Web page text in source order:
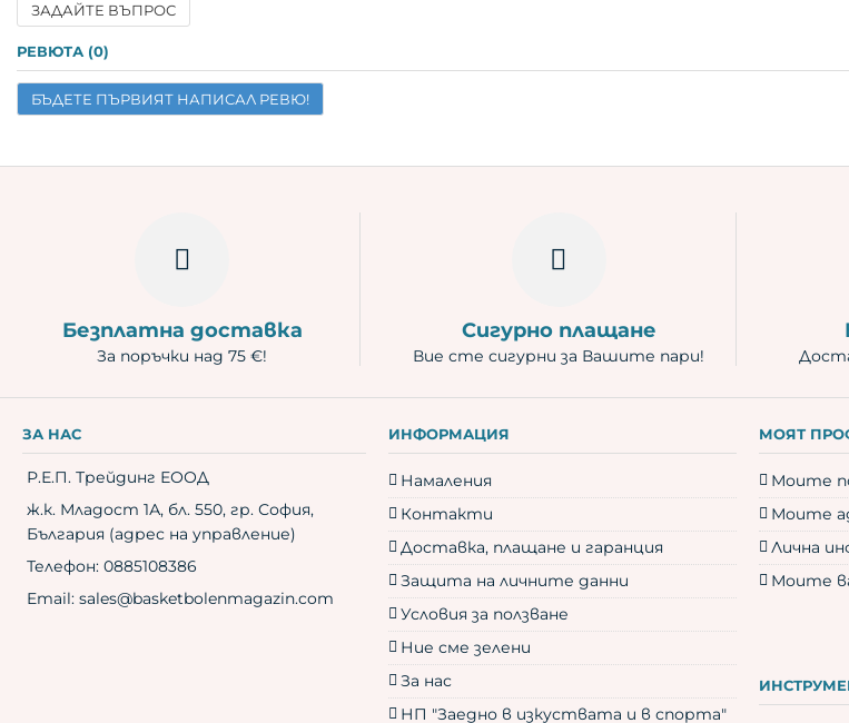
ЗАДАЙТЕ ВЪПРОС
Име
Имейл
РЕВЮТА (0)
БЪДЕТЕ ПЪРВИЯТ НАПИСАЛ РЕВЮ!
Безплатна доставка
За поръчки над 75 €!
Сигурно плащане
Вие сте сигурни за Вашите пари!
ЗА НАС
Р.Е.П. Трейдинг ЕООД
ж.к. Младост 1А, бл. 550, гр. София,
България (адрес на управление)
Телефон: 0885108386
Email: sales@basketbolenmagazin.com
ИНФОРМАЦИЯ
Намаления
Контакти
Доставка, плащане и гаранция
Защита на личните данни
Условия за ползване
Ние сме зелени
За нас
НП "Заедно в изкуствата и в спорта"
МОЯТ
Моите
Моите
Лична
Моите